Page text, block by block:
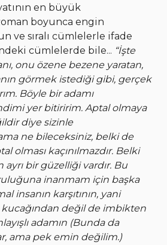
en büyük
boyunca engin
ve sıralı cümlelerle ifade
cümlelerde bile... “İşte
onu özene bezene yaratan,
görmek istediği gibi, gerçek
Böyle bir adamı
yer bitiririm. Aptal olmaya
diye sizinle
ne bileceksiniz, belki de
olması kaçınılmazdır. Belki
ayrı bir güzelliği vardır. Bu
inanmam için başka
insanın karşıtının, yani
değil de imbikten
adamın (Bunda da
ama pek emin değilim.)